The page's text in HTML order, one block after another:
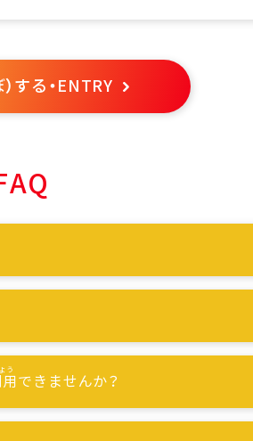
する・ENTRY
できませんか？